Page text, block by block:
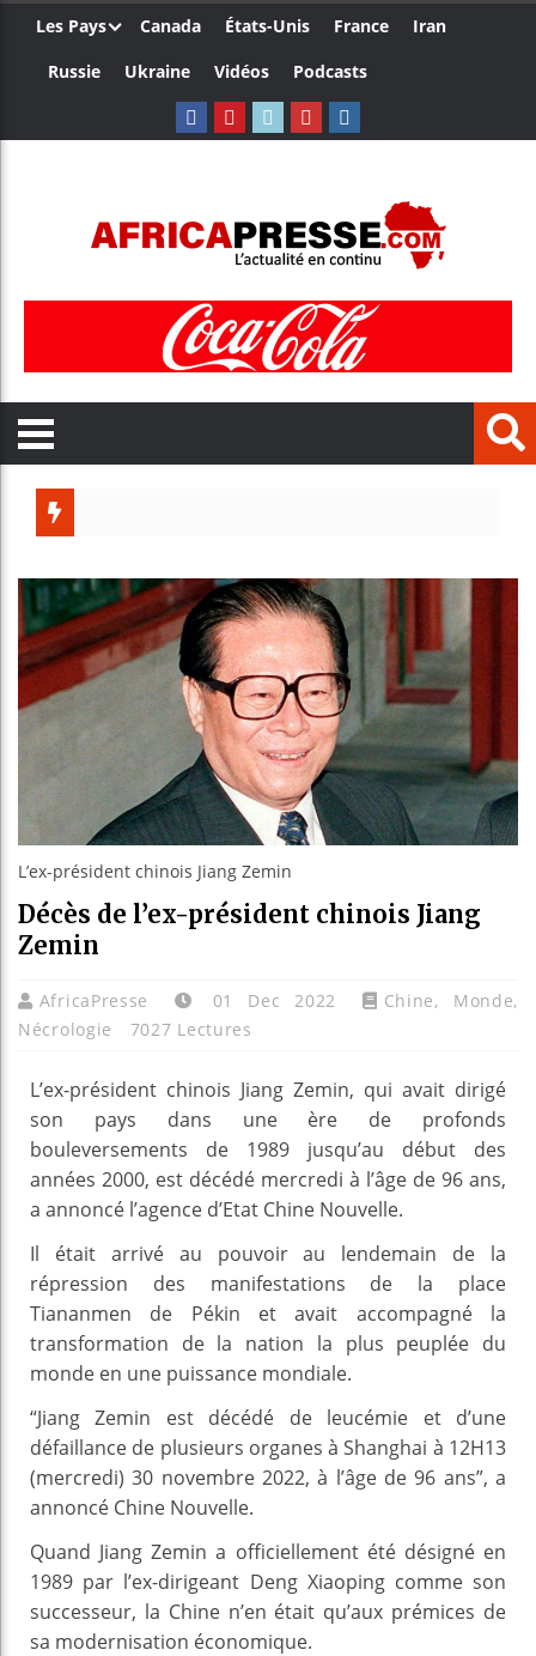
Les Pays Canada États-Unis France
Iran
Russie
Ukraine Vidéos Podcasts
Bénin
L’ex-président chinois Jiang Zemin
Décès de l’ex-président chinois Jiang
Zemin
AfricaPresse 01 Dec 2022 Chine, Monde,
Nécrologie
7027 Lectures
L’ex-président chinois Jiang Zemin, qui avait dirigé
son pays dans une ère de profonds
bouleversements de 1989 jusqu’au début des
années 2000, est décédé mercredi à l’âge de 96 ans,
a annoncé l’agence d’Etat Chine Nouvelle.
Il était arrivé au pouvoir au lendemain de la
répression des manifestations de la place
Tiananmen de Pékin et avait accompagné la
transformation de la nation la plus peuplée du
monde en une puissance mondiale.
“Jiang Zemin est décédé de leucémie et d’une
défaillance de plusieurs organes à Shanghai à 12H13
(mercredi) 30 novembre 2022, à l’âge de 96 ans”, a
annoncé Chine Nouvelle.
Quand Jiang Zemin a officiellement été désigné en
1989 par l’ex-dirigeant Deng Xiaoping comme son
successeur, la Chine n’en était qu’aux prémices de
sa modernisation économique.